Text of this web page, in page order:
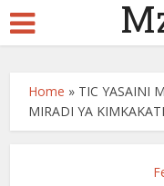
Home » TIC YASAINI
MIRADI YA